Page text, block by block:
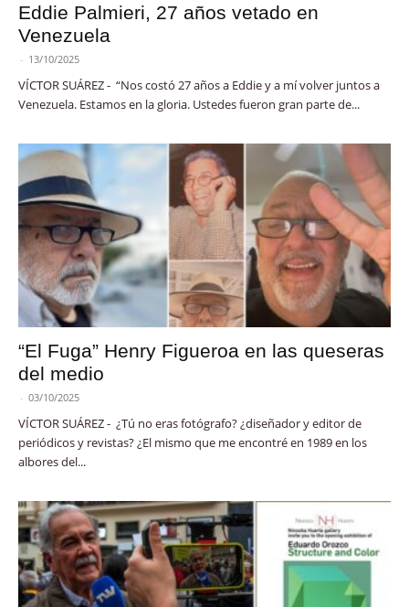
Eddie Palmieri, 27 años vetado en
Venezuela
- 13/10/2025
VÍCTOR SUÁREZ - “Nos costó 27 años a Eddie y a mí volver juntos a
Venezuela. Estamos en la gloria. Ustedes fueron gran parte de...
“El Fuga” Henry Figueroa en las queseras
del medio
- 03/10/2025
VÍCTOR SUÁREZ - ¿Tú no eras fotógrafo? ¿diseñador y editor de
periódicos y revistas? ¿El mismo que me encontré en 1989 en los
albores del...